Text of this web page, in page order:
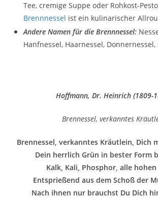
Tee, cremige Suppe oder Rohkost-
Brennnessel ist ein kulinarischer
Andere Namen für die Brennnessel:
Hanfnessel, Haarnessel, Donnernessel,
Hoffmann, Dr. Heinrich (1809-
Brennessel, verkanntes
Brennessel, verkanntes Kräutlein, Dich
Dein herrlich Grün in bester Form
Kalk, Kali, Phosphor, alle
Entsprießend aus dem Schoß der
Nach ihnen nur brauchst Du Dich